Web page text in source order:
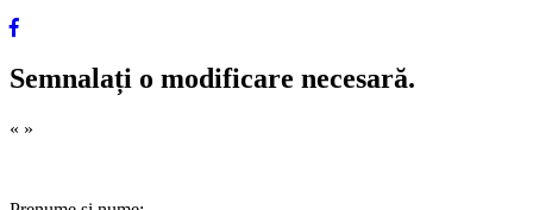
Semnalați o modificare necesară.
« »